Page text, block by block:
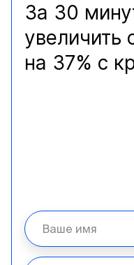
За 30
увеличить
на 37% с